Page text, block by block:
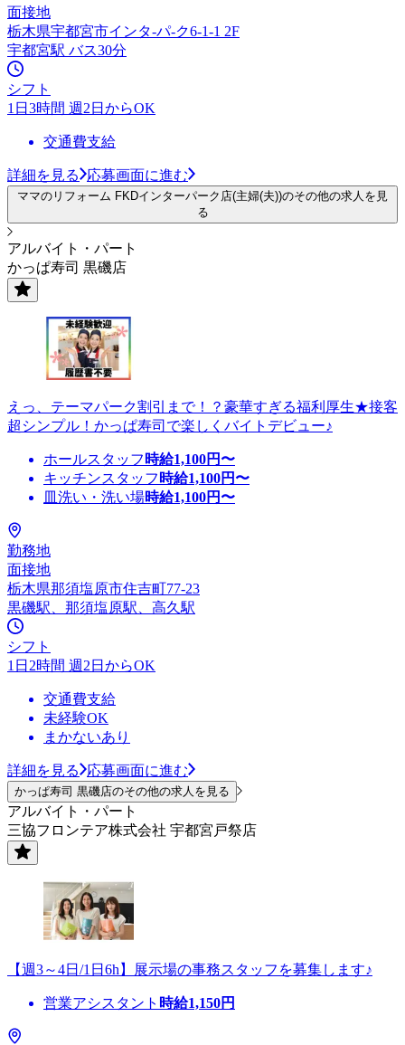
面接地
栃木県宇都宮市インタ-パ-ク6-1-1 2F
宇都宮駅 バス30分
シフト
1日3時間 週2日からOK
交通費支給
詳細を見る 応募画面に進む
ママのリフォーム FKDインターパーク店(主婦(夫))のその他の求人を見
る
アルバイト・パート
かっぱ寿司 黒磯店
えっ、テーマパーク割引まで！？豪華すぎる福利厚生★接客
超シンプル！かっぱ寿司で楽しくバイトデビュー♪
ホールスタッフ 時給1,100円〜
キッチンスタッフ 時給1,100円〜
皿洗い・洗い場時給1,100円〜
勤務地
面接地
栃木県那須塩原市住吉町77-23
黒磯駅、那須塩原駅、高久駅
シフト
1日2時間 週2日からOK
交通費支給
未経験OK
まかないあり
詳細を見る 応募画面に進む
かっぱ寿司 黒磯店のその他の求人を見る
アルバイト・パート
三協フロンテア株式会社 宇都宮戸祭店
【週3～4日/1日6h】展示場の事務スタッフを募集します♪
営業アシスタント 時給1,150円